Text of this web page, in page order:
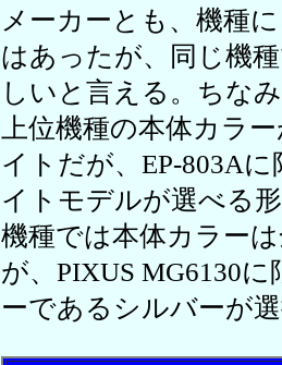
メーカーとも、機種
はあったが、同じ機
しいと言える。ちな
上位機種の本体カラ
イトだが、EP-803A
イトモデルが選べる
機種では本体カラー
が、PIXUS MG6130
ーであるシルバーが